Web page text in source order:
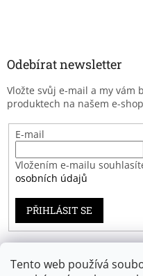
Tento web používá
Odebírat newsletter
Vložte svůj e-mail a my vám
produktech na našem e-
E-mail
Vložením e-mailu
osobních údajů
PŘIHLÁSIT SE